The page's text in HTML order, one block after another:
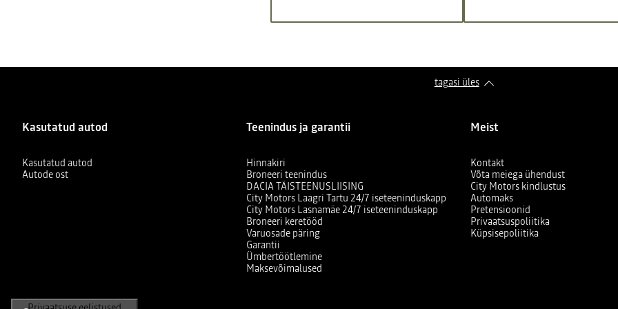
tagasi üles
Kasutatud autod
Kasutatud autod
Autode ost
Teenindus ja garantii
Hinnakiri
Broneeri teenindus
DACIA TÄISTEENUSLIISING
City Motors Laagri Tartu 24/7 iseteeninduskapp
City Motors Lasnamäe 24/7 iseteeninduskapp
Broneeri keretööd
Varuosade päring
Garantii
Ümbertöötlemine
Maksevõimalused
Meist
Kontakt
Võta meiega ühendust
City Motors kindlustus
Automaks
Pretensioonid
Privaatsuspoliitika
Küpsisepoliitika